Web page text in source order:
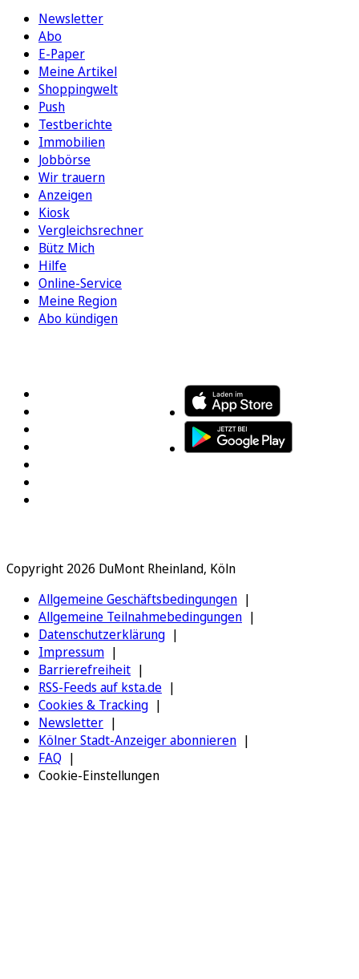
Newsletter
Abo
E-Paper
Meine Artikel
Shoppingwelt
Push
Testberichte
Immobilien
Jobbörse
Wir trauern
Anzeigen
Kiosk
Vergleichsrechner
Bütz Mich
Hilfe
Online-Service
Meine Region
Abo kündigen
Copyright 2026 DuMont Rheinland, Köln
Allgemeine Geschäftsbedingungen
Allgemeine Teilnahmebedingungen
Datenschutzerklärung
Impressum
Barrierefreiheit
RSS-Feeds auf ksta.de
Cookies & Tracking
Newsletter
Kölner Stadt-Anzeiger abonnieren
FAQ
Cookie-Einstellungen